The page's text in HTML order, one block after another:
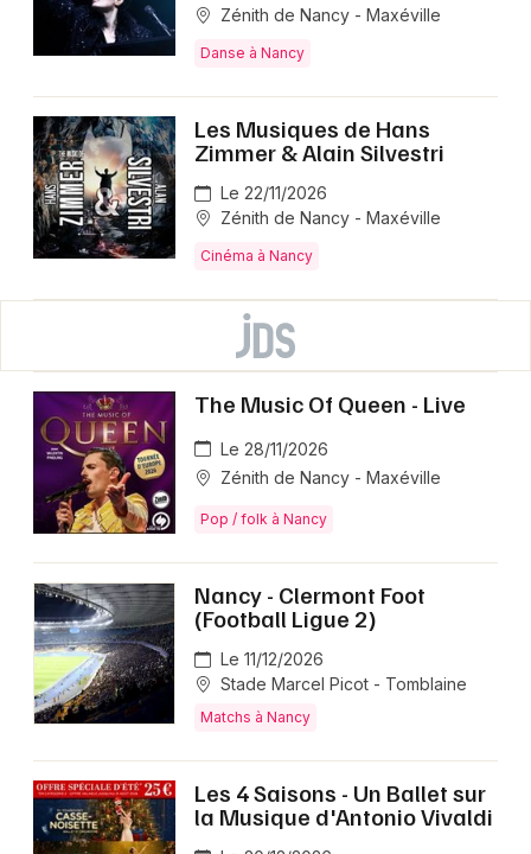
Zénith de Nancy - Maxéville
Danse à Nancy
Les Musiques de Hans
Zimmer & Alain Silvestri
Le 22/11/2026
Zénith de Nancy - Maxéville
Cinéma à Nancy
The Music Of Queen - Live
Le 28/11/2026
Zénith de Nancy - Maxéville
Pop / folk à Nancy
Nancy - Clermont Foot
(Football Ligue 2)
Le 11/12/2026
Stade Marcel Picot - Tomblaine
Matchs à Nancy
Les 4 Saisons - Un Ballet sur
la Musique d'Antonio Vivaldi